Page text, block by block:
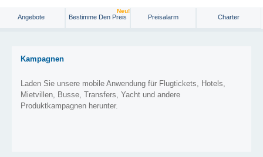
Angebote Bestimme Den Preis
Neu!
Preisalarm Charter
Kampagnen
Laden Sie unsere mobile Anwendung für Flugtickets, Hotels,
Mietvillen, Busse, Transfers, Yacht und andere
Produktkampagnen herunter.